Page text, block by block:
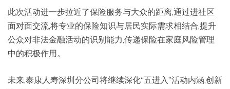
此次活动进一步拉近了保险服务与大众的距离,通过进社区
面对面交流,将专业的保险知识与居民实际需求相结合,提升
公众对非法金融活动的识别能力,传递保险在家庭风险管理
中的积极作用。
未来,泰康人寿深圳分公司将继续深化“五进入”活动内涵,创新